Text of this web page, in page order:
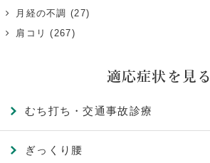
月経の不調 (27)
肩コリ (267)
適応症状を見る
むち打ち・交通事故診療
ぎっくり腰